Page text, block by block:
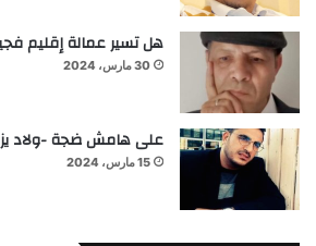
هل تسير عمالة إقليم
30 مارس، 2024
على هامش ضجة -ولاد
15 مارس، 2024